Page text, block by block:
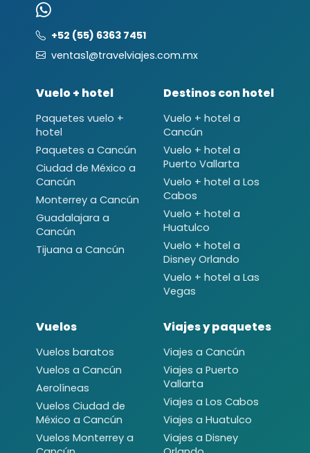
+52 (55) 6363 7451
ventas1@travelviajes.com.mx
Vuelo + hotel
Paquetes vuelo +
hotel
Paquetes a Cancún
Ciudad de México a
Cancún
Monterrey a Cancún
Guadalajara a
Cancún
Tijuana a Cancún
Destinos con hotel
Vuelo + hotel a
Cancún
Vuelo + hotel a
Puerto Vallarta
Vuelo + hotel a Los
Cabos
Vuelo + hotel a
Huatulco
Vuelo + hotel a
Disney Orlando
Vuelo + hotel a Las
Vegas
Vuelos
Vuelos baratos
Vuelos a Cancún
Aerolíneas
Vuelos Ciudad de
México a Cancún
Vuelos Monterrey a
Viajes y paquetes
Viajes a Cancún
Viajes a Puerto
Vallarta
Viajes a Los Cabos
Viajes a Huatulco
Viajes a Disney